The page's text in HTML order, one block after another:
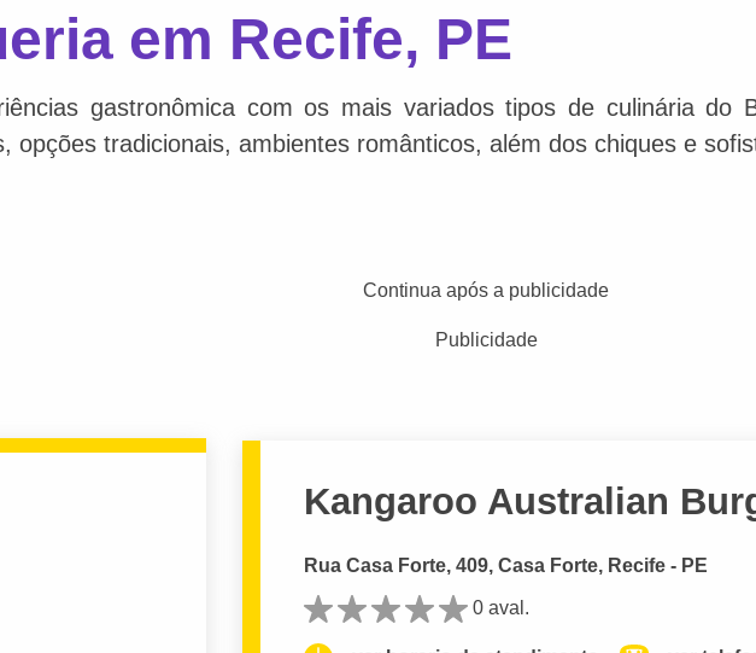
em Recife, PE
gastronômica com os mais variados tipos de culinária
opções tradicionais, ambientes românticos, além dos chiques e
Continua após a publicidade
Publicidade
Kangaroo Australian
Rua Casa Forte, 409, Casa Forte, Recife - PE
0 aval.